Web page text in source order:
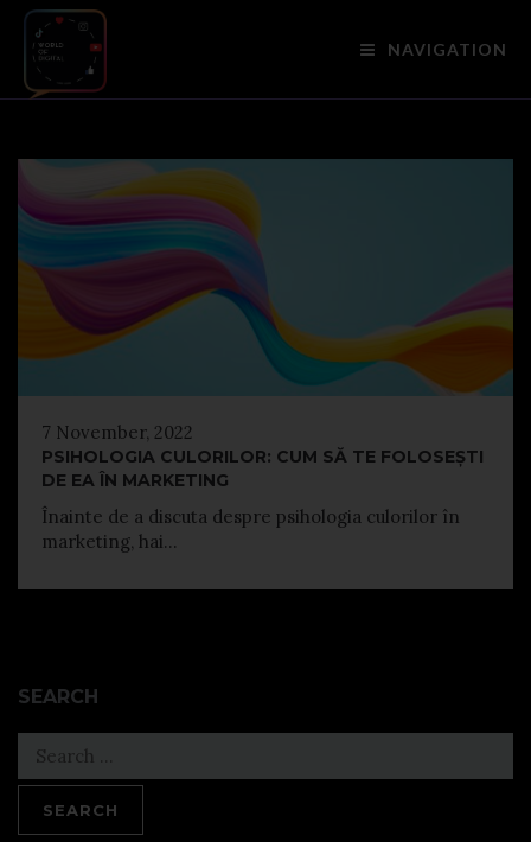
NAVIGATION
7 November, 2022
PSIHOLOGIA CULORILOR: CUM SĂ TE FOLOSEȘTI
DE EA ÎN MARKETING
Înainte de a discuta despre psihologia culorilor în
marketing, hai...
SEARCH
for: